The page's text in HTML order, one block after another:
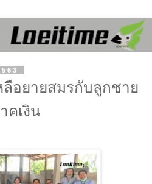
ลือยายสมรกับลูกชาย
คเงิน